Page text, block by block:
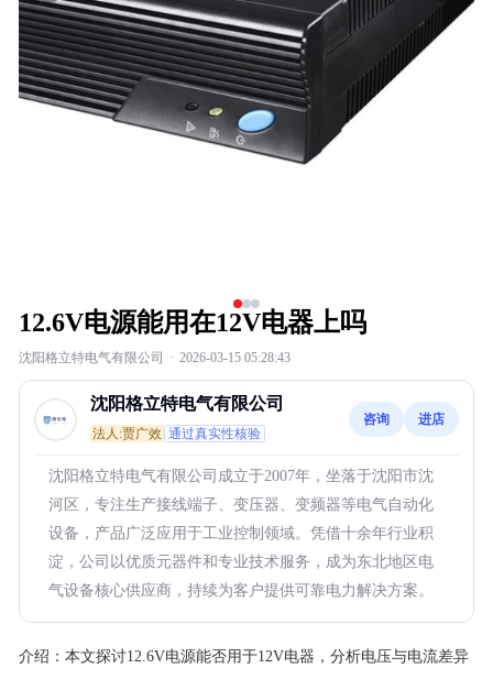
12.6V电源能用在12V电器上吗
沈阳格立特电气有限公司 · 2026-03-15 05:28:43
沈阳格立特电气有限公司
法人:贾广效 通过真实性核验
咨询 进店
沈阳格立特电气有限公司成立于2007年，坐落于沈阳市沈
河区，专注生产接线端子、变压器、变频器等电气自动化
设备，产品广泛应用于工业控制领域。凭借十余年行业积
淀，公司以优质元器件和专业技术服务，成为东北地区电
气设备核心供应商，持续为客户提供可靠电力解决方案。
介绍： 本文探讨12.6V电源能否用于12V电器，分析电压与电流差异